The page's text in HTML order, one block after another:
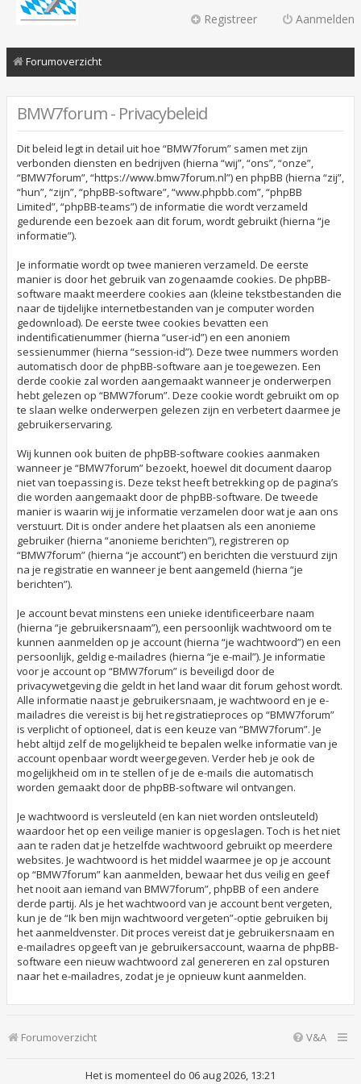
Aanmelden
Registreer
Forumoverzicht
BMW7forum - Privacybeleid
Dit beleid legt in detail uit hoe “BMW7forum” samen met zijn
verbonden diensten en bedrijven (hierna “wij”, “ons”, “onze”,
“BMW7forum”, “https://www.bmw7forum.nl”) en phpBB (hierna “zij”,
“hun”, “zijn”, “phpBB-software”, “www.phpbb.com”, “phpBB
Limited”, “phpBB-teams”) de informatie die wordt verzameld
gedurende een bezoek aan dit forum, wordt gebruikt (hierna “je
informatie”).
Je informatie wordt op twee manieren verzameld. De eerste
manier is door het gebruik van zogenaamde cookies. De phpBB-
software maakt meerdere cookies aan (kleine tekstbestanden die
naar de tijdelijke internetbestanden van je computer worden
gedownload). De eerste twee cookies bevatten een
indentificatienummer (hierna “user-id”) en een anoniem
sessienummer (hierna “session-id”). Deze twee nummers worden
automatisch door de phpBB-software aan je toegewezen. Een
derde cookie zal worden aangemaakt wanneer je onderwerpen
hebt gelezen op “BMW7forum”. Deze cookie wordt gebruikt om op
te slaan welke onderwerpen gelezen zijn en verbetert daarmee je
gebruikerservaring.
Wij kunnen ook buiten de phpBB-software cookies aanmaken
wanneer je “BMW7forum” bezoekt, hoewel dit document daarop
niet van toepassing is. Deze tekst heeft betrekking op de pagina’s
die worden aangemaakt door de phpBB-software. De tweede
manier is waarin wij je informatie verzamelen door wat je aan ons
verstuurt. Dit is onder andere het plaatsen als een anonieme
gebruiker (hierna “anonieme berichten”), registreren op
“BMW7forum” (hierna “je account”) en berichten die verstuurd zijn
na je registratie en wanneer je bent aangemeld (hierna “je
berichten”).
Je account bevat minstens een unieke identificeerbare naam
(hierna “je gebruikersnaam”), een persoonlijk wachtwoord om te
kunnen aanmelden op je account (hierna “je wachtwoord”) en een
persoonlijk, geldig e-mailadres (hierna “je e-mail”). Je informatie
voor je account op “BMW7forum” is beveiligd door de
privacywetgeving die geldt in het land waar dit forum gehost wordt.
Alle informatie naast je gebruikersnaam, je wachtwoord en je e-
mailadres die vereist is bij het registratieproces op “BMW7forum”
is verplicht of optioneel, dat is een keuze van “BMW7forum”. Je
hebt altijd zelf de mogelijkheid te bepalen welke informatie van je
account openbaar wordt weergegeven. Verder heb je ook de
mogelijkheid om in te stellen of je de e-mails die automatisch
worden gemaakt door de phpBB-software wil ontvangen.
Je wachtwoord is versleuteld (en kan niet worden ontsleuteld)
waardoor het op een veilige manier is opgeslagen. Toch is het niet
aan te raden dat je hetzelfde wachtwoord gebruikt op meerdere
websites. Je wachtwoord is het middel waarmee je op je account
op “BMW7forum” kan aanmelden, bewaar het dus veilig en geef
het nooit aan iemand van BMW7forum”, phpBB of een andere
derde partij. Als je het wachtwoord van je account bent vergeten,
kun je de “Ik ben mijn wachtwoord vergeten”-optie gebruiken bij
het aanmeldvenster. Dit proces vereist dat je gebruikersnaam en
e-mailadres opgeeft van je gebruikersaccount, waarna de phpBB-
software een nieuw wachtwoord zal genereren en zal opsturen
naar het e-mailadres, zodat je je opnieuw kunt aanmelden.
Forumoverzicht V&A
Het is momenteel do 06 aug 2026, 13:21